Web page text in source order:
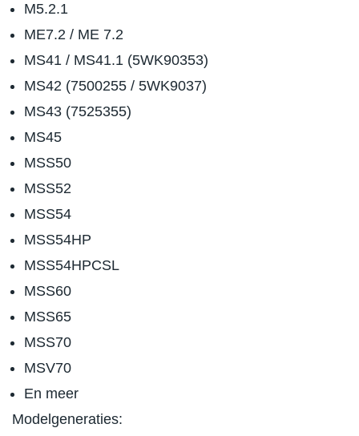
M5.2.1
ME7.2 / ME 7.2
MS41 / MS41.1 (5WK90353)
MS42 (7500255 / 5WK9037)
MS43 (7525355)
MS45
MSS50
MSS52
MSS54
MSS54HP
MSS54HPCSL
MSS60
MSS65
MSS70
MSV70
En meer
Modelgeneraties: